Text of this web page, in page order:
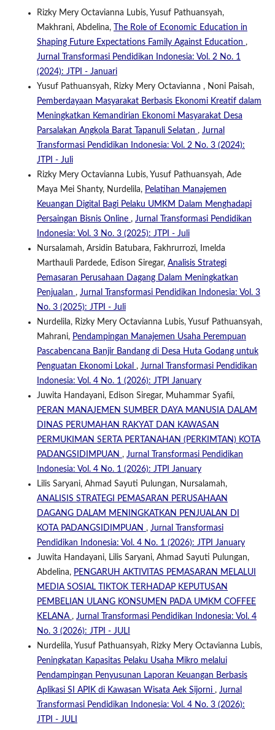
Rizky Mery Octavianna Lubis, Yusuf Pathuansyah,
Makhrani, Abdelina,
The Role of Economic Education in
Shaping Future Expectations Family Against Education ,
Jurnal Transformasi Pendidikan Indonesia: Vol. 2 No. 1
(2024): JTPI - Januari
Yusuf Pathuansyah, Rizky Mery Octavianna , Noni Paisah,
Pemberdayaan Masyarakat Berbasis Ekonomi Kreatif dalam
Meningkatkan Kemandirian Ekonomi Masyarakat Desa
Parsalakan Angkola Barat Tapanuli Selatan , Jurnal
Transformasi Pendidikan Indonesia: Vol. 2 No. 3 (2024):
JTPI - Juli
Rizky Mery Octavianna Lubis, Yusuf Pathuansyah, Ade
Maya Mei Shanty, Nurdelila, Pelatihan Manajemen
Keuangan Digital Bagi Pelaku UMKM Dalam Menghadapi
Persaingan Bisnis Online , Jurnal Transformasi Pendidikan
Indonesia: Vol. 3 No. 3 (2025): JTPI - Juli
Nursalamah, Arsidin Batubara, Fakhrurrozi, Imelda
Marthauli Pardede, Edison Siregar, Analisis Strategi
Pemasaran Perusahaan Dagang Dalam Meningkatkan
Penjualan , Jurnal Transformasi Pendidikan Indonesia: Vol. 3
No. 3 (2025): JTPI - Juli
Nurdelila, Rizky Mery Octavianna Lubis, Yusuf Pathuansyah,
Mahrani, Pendampingan Manajemen Usaha Perempuan
Pascabencana Banjir Bandang di Desa Huta Godang untuk
Penguatan Ekonomi Lokal , Jurnal Transformasi Pendidikan
Indonesia: Vol. 4 No. 1 (2026): JTPI January
Juwita Handayani, Edison Siregar, Muhammar Syafii,
PERAN MANAJEMEN SUMBER DAYA MANUSIA DALAM
DINAS PERUMAHAN RAKYAT DAN KAWASAN
PERMUKIMAN SERTA PERTANAHAN (PERKIMTAN) KOTA
PADANGSIDIMPUAN , Jurnal Transformasi Pendidikan
Indonesia: Vol. 4 No. 1 (2026): JTPI January
Lilis Saryani, Ahmad Sayuti Pulungan, Nursalamah,
ANALISIS STRATEGI PEMASARAN PERUSAHAAN
DAGANG DALAM MENINGKATKAN PENJUALAN DI
KOTA PADANGSIDIMPUAN , Jurnal Transformasi
Pendidikan Indonesia: Vol. 4 No. 1 (2026): JTPI January
Juwita Handayani, Lilis Saryani, Ahmad Sayuti Pulungan,
Abdelina, PENGARUH AKTIVITAS PEMASARAN MELALUI
MEDIA SOSIAL TIKTOK TERHADAP KEPUTUSAN
PEMBELIAN ULANG KONSUMEN PADA UMKM COFFEE
KELANA , Jurnal Transformasi Pendidikan Indonesia: Vol. 4
No. 3 (2026): JTPI - JULI
Nurdelila, Yusuf Pathuansyah, Rizky Mery Octavianna Lubis,
Peningkatan Kapasitas Pelaku Usaha Mikro melalui
Pendampingan Penyusunan Laporan Keuangan Berbasis
Aplikasi SI APIK di Kawasan Wisata Aek Sijorni , Jurnal
Transformasi Pendidikan Indonesia: Vol. 4 No. 3 (2026):
JTPI - JULI